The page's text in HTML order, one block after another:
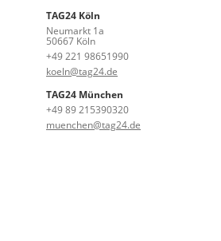
TAG24 Köln
Neumarkt 1a
50667 Köln
+49 221 98651990
koeln@tag24.de
TAG24 München
+49 89 215390320
muenchen@tag24.de